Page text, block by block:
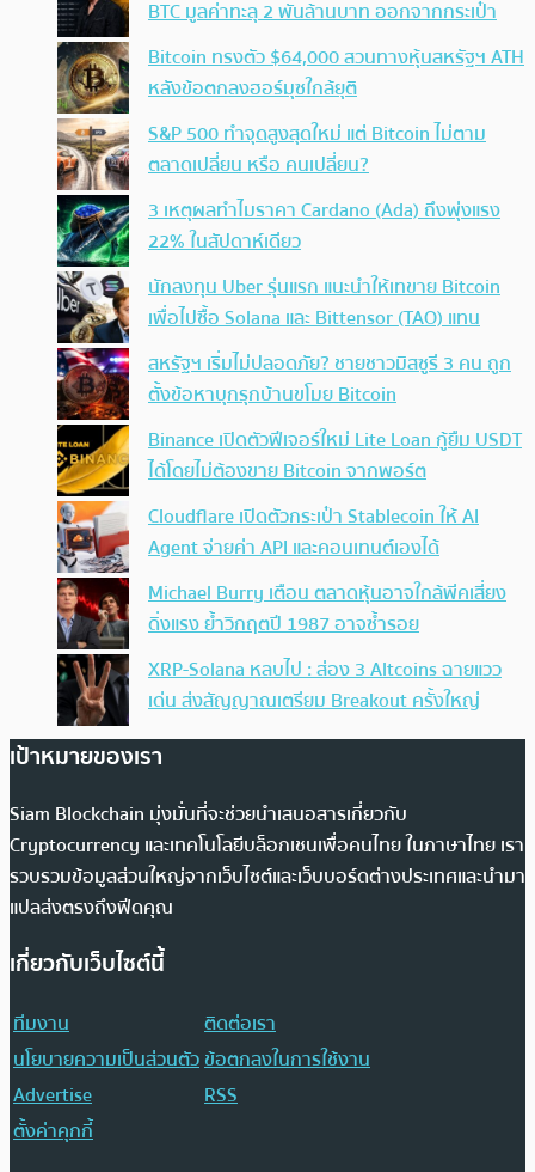
BTC มูลค่าทะลุ 2 พันล้านบาท ออกจากกระเป๋า
Bitcoin ทรงตัว $64,000 สวนทางหุ้นสหรัฐฯ ATH
หลังข้อตกลงฮอร์มุซใกล้ยุติ
S&P 500 ทำจุดสูงสุดใหม่ แต่ Bitcoin ไม่ตาม
ตลาดเปลี่ยน หรือ คนเปลี่ยน?
3 เหตุผลทำไมราคา Cardano (Ada) ถึงพุ่งแรง
22% ในสัปดาห์เดียว
นักลงทุน Uber รุ่นแรก แนะนำให้เทขาย Bitcoin
เพื่อไปซื้อ Solana และ Bittensor (TAO) แทน
สหรัฐฯ เริ่มไม่ปลอดภัย? ชายชาวมิสซูรี 3 คน ถูก
ตั้งข้อหาบุกรุกบ้านขโมย Bitcoin
Binance เปิดตัวฟีเจอร์ใหม่ Lite Loan กู้ยืม USDT
ได้โดยไม่ต้องขาย Bitcoin จากพอร์ต
Cloudflare เปิดตัวกระเป๋า Stablecoin ให้ AI
Agent จ่ายค่า API และคอนเทนต์เองได้
Michael Burry เตือน ตลาดหุ้นอาจใกล้พีคเสี่ยง
ดิ่งแรง ย้ำวิกฤตปี 1987 อาจซ้ำรอย
XRP-Solana หลบไป : ส่อง 3 Altcoins ฉายแวว
เด่น ส่งสัญญาณเตรียม Breakout ครั้งใหญ่
เป้าหมายของเรา
Siam Blockchain มุ่งมั่นที่จะช่วยนำเสนอสารเกี่ยวกับ
Cryptocurrency และเทคโนโลยีบล็อกเชนเพื่อคนไทย ในภาษาไทย เรา
รวบรวมข้อมูลส่วนใหญ่จากเว็บไซต์และเว็บบอร์ดต่างประเทศและนำมา
แปลส่งตรงถึงฟีดคุณ
เกี่ยวกับเว็บไซต์นี้
ทีมงาน
ติดต่อเรา
นโยบายความเป็นส่วนตัวข้อตกลงในการใช้งาน
Advertise
RSS
ตั้งค่าคุกกี้